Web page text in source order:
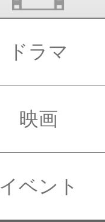
ドラマ
映画
イベント